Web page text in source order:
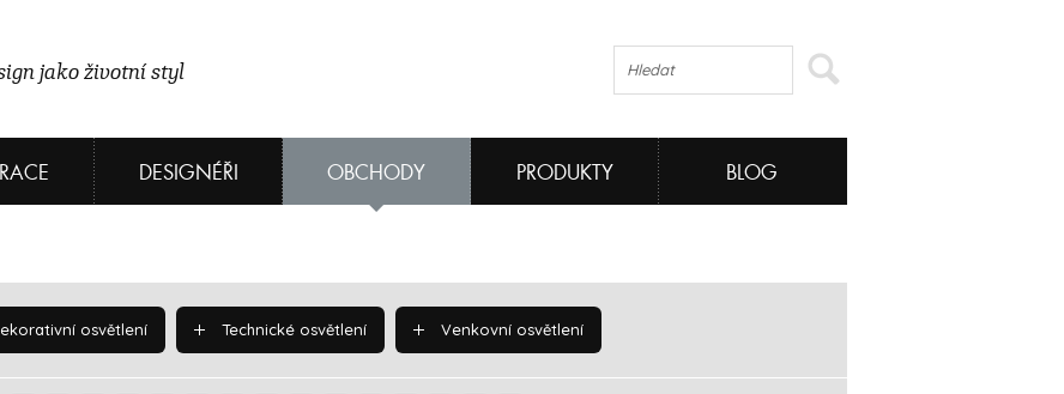
jako životní styl
DESIGNÉŘI OBCHODY PRODUKTY BLOG
osvětlení Technické osvětlení Venkovní osvětlení